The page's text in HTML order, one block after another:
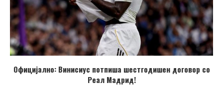
Официјално: Винисиус потпиша шестгодишен договор со
Реал Мадрид!